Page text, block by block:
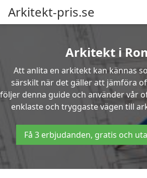
Arkitekt-pris.se
Arkitekt i
Att anlita en arkitekt kan kännas
särskilt när det gäller att jämföra
följer denna guide och använder vår
enklaste och tryggaste vägen till
Få 3 erbjudanden, gratis och